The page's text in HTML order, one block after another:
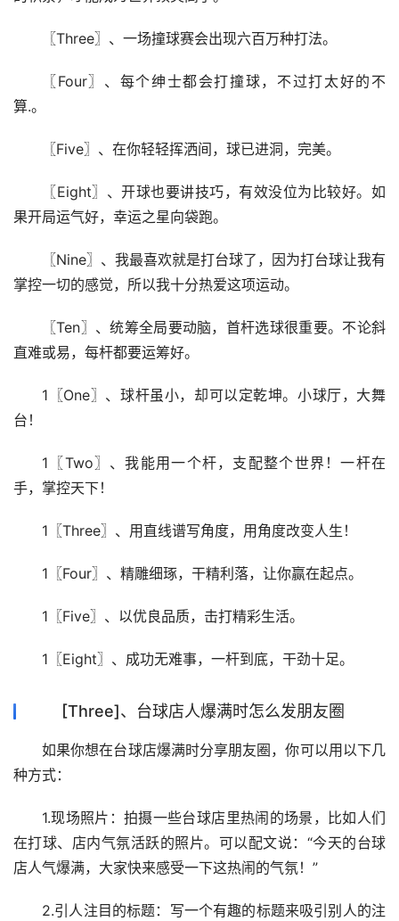
〖Three〗、一场撞球赛会出现六百万种打法。
〖Four〗、每个绅士都会打撞球，不过打太好的不
算.。
〖Five〗、在你轻轻挥洒间，球已进洞，完美。
〖Eight〗、开球也要讲技巧，有效没位为比较好。如
果开局运气好，幸运之星向袋跑。
〖Nine〗、我最喜欢就是打台球了，因为打台球让我有
掌控一切的感觉，所以我十分热爱这项运动。
〖Ten〗、统筹全局要动脑，首杆选球很重要。不论斜
直难或易，每杆都要运筹好。
1〖One〗、球杆虽小，却可以定乾坤。小球厅，大舞
台！
1〖Two〗、我能用一个杆，支配整个世界！一杆在
手，掌控天下！
1〖Three〗、用直线谱写角度，用角度改变人生！
1〖Four〗、精雕细琢，干精利落，让你赢在起点。
1〖Five〗、以优良品质，击打精彩生活。
1〖Eight〗、成功无难事，一杆到底，干劲十足。
[Three]、台球店人爆满时怎么发朋友圈
如果你想在台球店爆满时分享朋友圈，你可以用以下几
种方式：
1.现场照片：拍摄一些台球店里热闹的场景，比如人们
在打球、店内气氛活跃的照片。可以配文说：“今天的台球
店人气爆满，大家快来感受一下这热闹的气氛！”
2.引人注目的标题：写一个有趣的标题来吸引别人的注